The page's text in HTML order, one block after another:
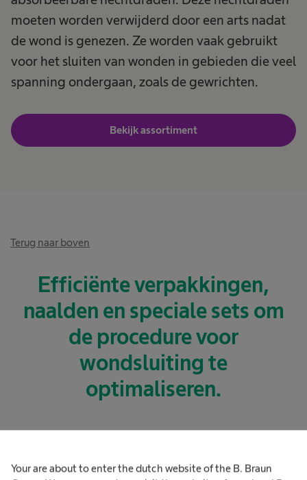
Your are about to enter the dutch website of the B. Braun
moeten worden verwijderd door een arts nadat
de wond is genezen. Ze worden vaak gebruikt
voor het sluiten van wonden in gebieden die veel
spanning ondergaan, zoals de gewrichten.
Bekijk assortiment
Terug naar boven
Efficiënte verpakkingen,
naalden en speciale sets om
de procedure voor
wondsluiting te
optimaliseren.